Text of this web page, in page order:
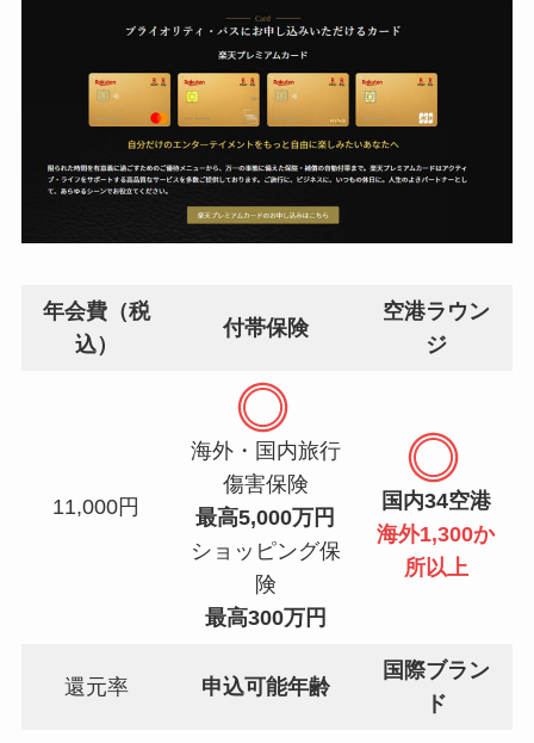
年会費（税
込）
付帯保険
空港ラウン
ジ
11,000円
海外・国内旅行
傷害保険
最高5,000万円
ショッピング保
険
最高300万円
国内34空港
海外1,300か
所以上
還元率 申込可能年齢
国際ブラン
ド